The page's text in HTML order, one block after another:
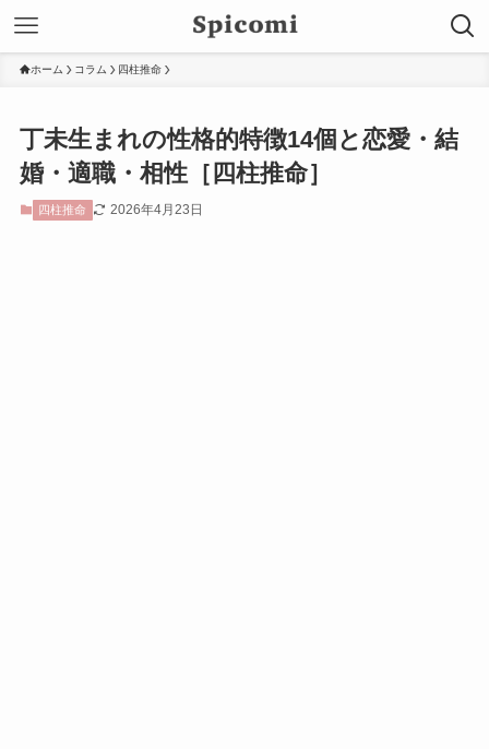
ホーム コラム 四柱推命
丁未生まれの性格的特徴14個と恋愛・結
婚・適職・相性［四柱推命］
四柱推命 2026年4月23日